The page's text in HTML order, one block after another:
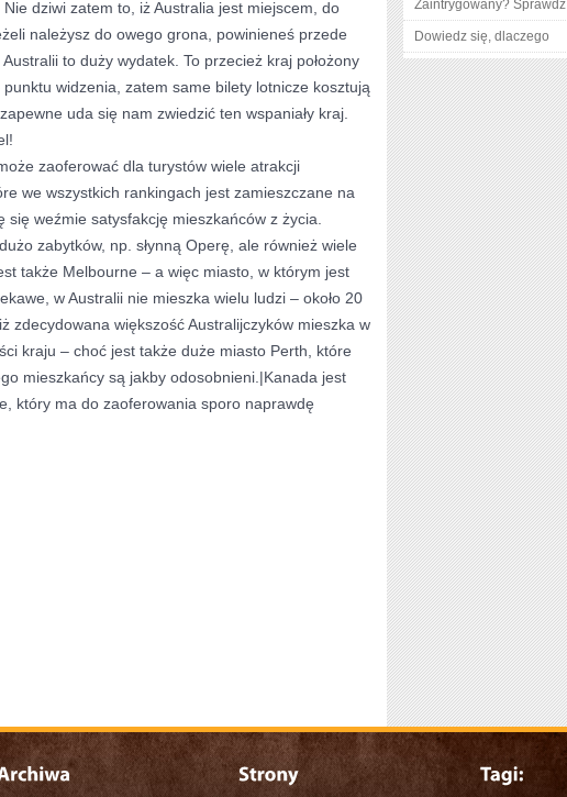
dziwi zatem to, iż Australia jest miejscem, do
należysz do owego grona, powinieneś przede
to duży wydatek. To przecież kraj położony
widzenia, zatem same bilety lotnicze kosztują
uda się nam zwiedzić ten wspaniały kraj.
zaoferować dla turystów wiele atrakcji
we wszystkich rankingach jest zamieszczane na
się weźmie satysfakcję mieszkańców z życia.
zabytków, np. słynną Operę, ale również wiele
także Melbourne – a więc miasto, w którym jest
w Australii nie mieszka wielu ludzi – około 20
zdecydowana większość Australijczyków mieszka w
kraju – choć jest także duże miasto Perth, które
mieszkańcy są jakby odosobnieni.|Kanada jest
który ma do zaoferowania sporo naprawdę
Zaintrygowany? Sprawdź
Dowiedz się, dlaczego